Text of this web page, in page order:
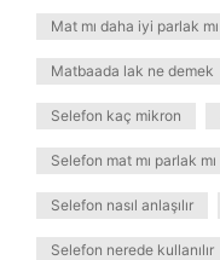
Mat mı daha iyi parlak mı
Matbaada lak ne demek
Selefon kaç mikron
Selefon mat mı parlak mı
Selefon nasıl anlaşılır
Selefon nerede kullanılır